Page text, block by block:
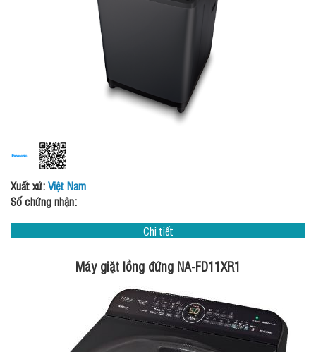
Xuất xứ:Việt Nam
Số chứng nhận:
Chi tiết
Máy giặt lồng đứng NA-FD11XR1